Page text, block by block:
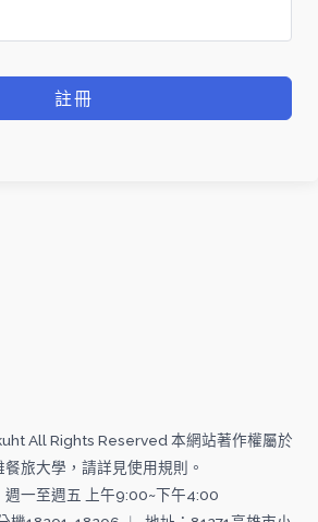
註冊
All Rights Reserved 本網站著作權屬於
餐旅大學，請詳見使用規則。
週一至週五 上午9:00~下午4:00